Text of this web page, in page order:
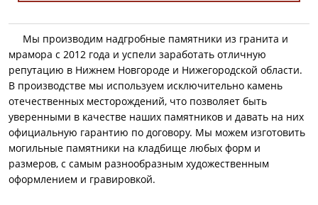
Мы производим надгробные памятники из гранита и
мрамора с 2012 года и успели заработать отличную
репутацию в Нижнем Новгороде и Нижегородской области.
В производстве мы используем исключительно камень
отечественных месторождений, что позволяет быть
уверенными в качестве наших памятников и давать на них
официальную гарантию по договору. Мы можем изготовить
могильные памятники на кладбище любых форм и
размеров, с самым разнообразным художественным
оформлением и гравировкой.